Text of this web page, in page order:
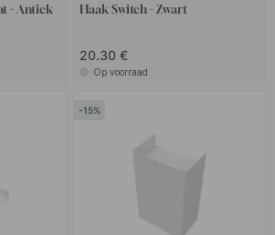
- Antiek
Haak Switch - Zwart
20.30 €
Op voorraad
15